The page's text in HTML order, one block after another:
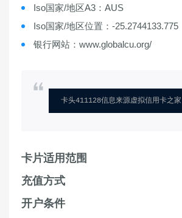
Iso国家/地区A3：AUS
Iso国家/地区位置：-25.2744133.775
银行网站：www.globalcu.org/
卡头411128信息来源虚拟信用卡之家
卡片适用范围
充值方式
开户条件